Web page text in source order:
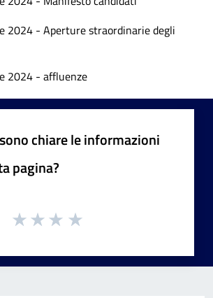
2024 - Aperture straordinarie degli
2024 - affluenze
chiare le informazioni
pagina?